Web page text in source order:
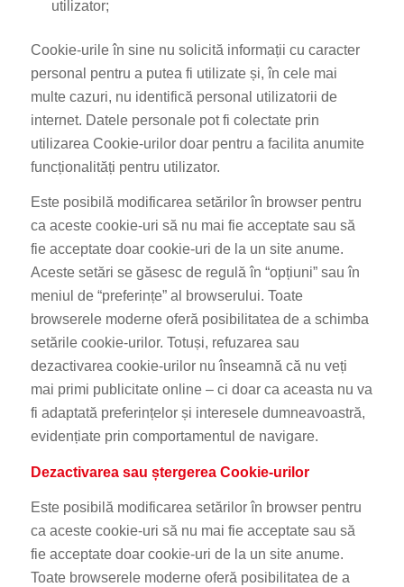
utilizator;
Cookie-urile în sine nu solicită informații cu caracter
personal pentru a putea fi utilizate și, în cele mai
multe cazuri, nu identifică personal utilizatorii de
internet. Datele personale pot fi colectate prin
utilizarea Cookie-urilor doar pentru a facilita anumite
funcționalități pentru utilizator.
Este posibilă modificarea setărilor în browser pentru
ca aceste cookie-uri să nu mai fie acceptate sau să
fie acceptate doar cookie-uri de la un site anume.
Aceste setări se găsesc de regulă în “opțiuni” sau în
meniul de “preferințe” al browserului. Toate
browserele moderne oferă posibilitatea de a schimba
setările cookie-urilor. Totuși, refuzarea sau
dezactivarea cookie-urilor nu înseamnă că nu veți
mai primi publicitate online – ci doar ca aceasta nu va
fi adaptată preferințelor și interesele dumneavoastră,
evidențiate prin comportamentul de navigare.
Dezactivarea sau ștergerea Cookie-urilor
Este posibilă modificarea setărilor în browser pentru
ca aceste cookie-uri să nu mai fie acceptate sau să
fie acceptate doar cookie-uri de la un site anume.
Toate browserele moderne oferă posibilitatea de a